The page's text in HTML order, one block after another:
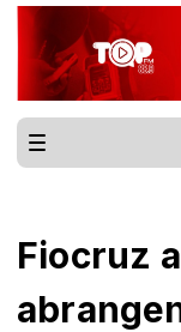
Fiocruz